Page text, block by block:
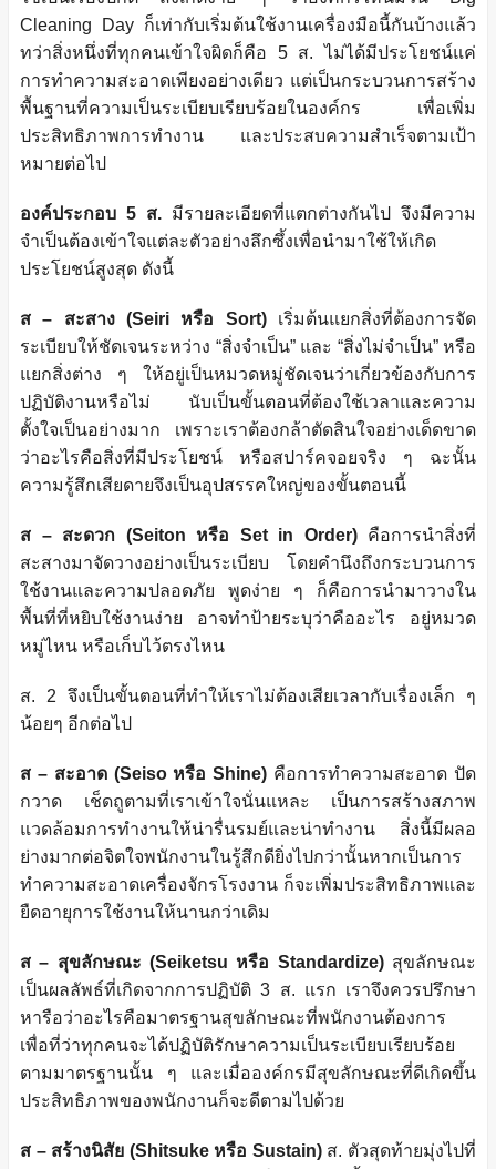
Cleaning Day ก็เท่ากับเริ่มต้นใช้งานเครื่องมือนี้กันบ้างแล้ว
ทว่าสิ่งหนึ่งที่ทุกคนเข้าใจผิดก็คือ 5 ส. ไม่ได้มีประโยชน์แค่
การทำความสะอาดเพียงอย่างเดียว แต่เป็นกระบวนการสร้าง
พื้นฐานที่ความเป็นระเบียบเรียบร้อยในองค์กร เพื่อเพิ่ม
ประสิทธิภาพการทำงาน และประสบความสำเร็จตามเป้า
หมายต่อไป
องค์ประกอบ 5 ส. มีรายละเอียดที่แตกต่างกันไป จึงมีความ
จำเป็นต้องเข้าใจแต่ละตัวอย่างลึกซึ้งเพื่อนำมาใช้ให้เกิด
ประโยชน์สูงสุด ดังนี้
ส – สะสาง (Seiri หรือ Sort)เริ่มต้นแยกสิ่งที่ต้องการจัด
ระเบียบให้ชัดเจนระหว่าง “สิ่งจำเป็น” และ “สิ่งไม่จำเป็น” หรือ
แยกสิ่งต่าง ๆ ให้อยู่เป็นหมวดหมู่ชัดเจนว่าเกี่ยวข้องกับการ
ปฏิบัติงานหรือไม่ นับเป็นขั้นตอนที่ต้องใช้เวลาและความ
ตั้งใจเป็นอย่างมาก เพราะเราต้องกล้าตัดสินใจอย่างเด็ดขาด
ว่าอะไรคือสิ่งที่มีประโยชน์ หรือสปาร์คจอยจริง ๆ ฉะนั้น
ความรู้สึกเสียดายจึงเป็นอุปสรรคใหญ่ของขั้นตอนนี้
ส – สะดวก (Seiton หรือ Set in Order)คือการนำสิ่งที่
สะสางมาจัดวางอย่างเป็นระเบียบ โดยคำนึงถึงกระบวนการ
ใช้งานและความปลอดภัย พูดง่าย ๆ ก็คือการนำมาวางใน
พื้นที่ที่หยิบใช้งานง่าย อาจทำป้ายระบุว่าคืออะไร อยู่หมวด
หมู่ไหน หรือเก็บไว้ตรงไหน
ส. 2 จึงเป็นขั้นตอนที่ทำให้เราไม่ต้องเสียเวลากับเรื่องเล็ก ๆ
น้อยๆ อีกต่อไป
ส – สะอาด (Seiso หรือ Shine) คือการทำความสะอาด ปัด
กวาด เช็ดถูตามที่เราเข้าใจนั่นแหละ เป็นการสร้างสภาพ
แวดล้อมการทำงานให้น่ารื่นรมย์และน่าทำงาน สิ่งนี้มีผลอ
ย่างมากต่อจิตใจพนักงานในรู้สึกดียิ่งไปกว่านั้นหากเป็นการ
ทำความสะอาดเครื่องจักรโรงงาน ก็จะเพิ่มประสิทธิภาพและ
ยืดอายุการใช้งานให้นานกว่าเดิม
ส – สุขลักษณะ (Seiketsu หรือ Standardize)สุขลักษณะ
เป็นผลลัพธ์ที่เกิดจากการปฏิบัติ 3 ส. แรก เราจึงควรปรึกษา
หารือว่าอะไรคือมาตรฐานสุขลักษณะที่พนักงานต้องการ
เพื่อที่ว่าทุกคนจะได้ปฏิบัติรักษาความเป็นระเบียบเรียบร้อย
ตามมาตรฐานนั้น ๆ และเมื่อองค์กรมีสุขลักษณะที่ดีเกิดขึ้น
ประสิทธิภาพของพนักงานก็จะดีตามไปด้วย
ส – สร้างนิสัย (Shitsuke หรือ Sustain)ส.​ ตัวสุดท้ายมุ่งไปที่